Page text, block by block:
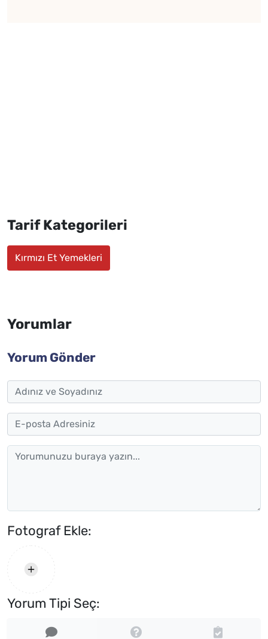
Tarif Kategorileri
Kırmızı Et Yemekleri
Yorumlar
Yorum Gönder
Fotograf Ekle:
Yorum Tipi Seç: